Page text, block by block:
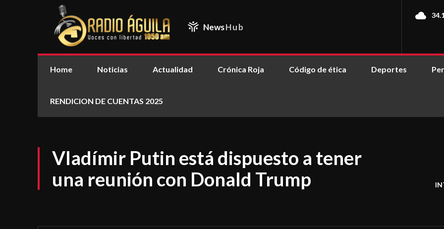
NewsHub
Home Noticias Actualidad Crónica Roja Código de ética Deportes
RENDICION DE CUENTAS 2025
Vladímir Putin está dispuesto a tener
una reunión con Donald Trump